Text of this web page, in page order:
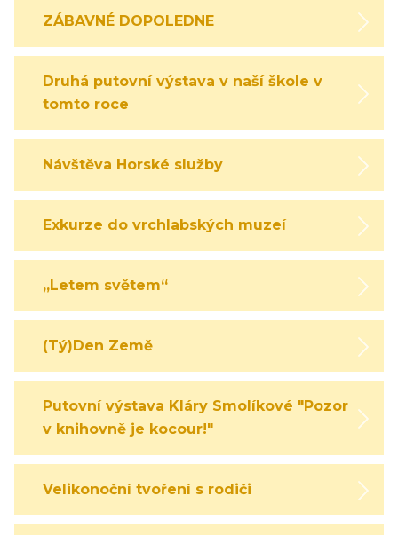
ZÁBAVNÉ DOPOLEDNE
Druhá putovní výstava v naší škole v
tomto roce
Návštěva Horské služby
Exkurze do vrchlabských muzeí
„Letem světem“
(Tý)Den Země
Putovní výstava Kláry Smolíkové "Pozor,
v knihovně je kocour!"
Velikonoční tvoření s rodiči